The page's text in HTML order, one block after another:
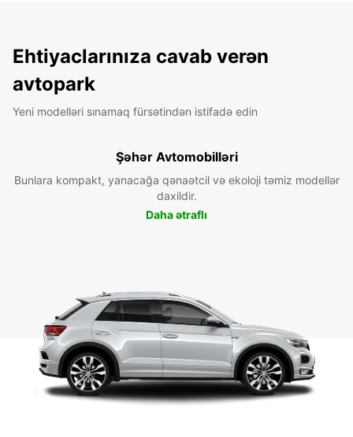
Ehtiyaclarınıza cavab verən
avtopark
Yeni modelləri sınamaq fürsətindən istifadə edin
Şəhər Avtomobilləri
Bunlara kompakt, yanacağa qənaətcil və ekoloji təmiz modellər
daxildir.
Daha ətraflı